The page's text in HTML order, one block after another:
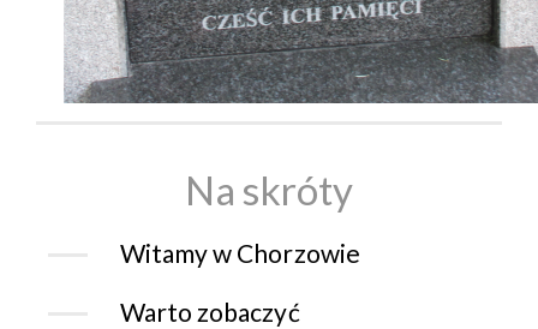
Na skróty
Witamy w Chorzowie
Warto zobaczyć